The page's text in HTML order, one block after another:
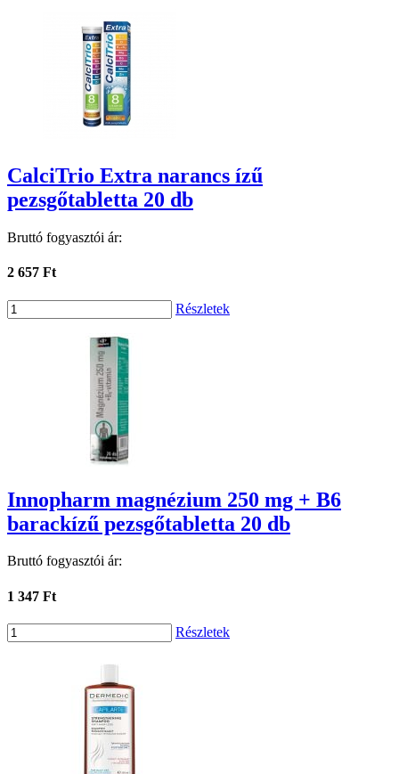
CalciTrio Extra narancs ízű
pezsgőtabletta 20 db
Bruttó fogyasztói ár:
2 657 Ft
Részletek
Innopharm magnézium 250 mg + B6
barackízű pezsgőtabletta 20 db
Bruttó fogyasztói ár:
1 347 Ft
Részletek